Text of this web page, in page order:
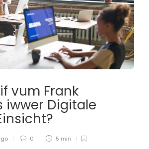
vum Frank
iwwer Digitale
0 5 min